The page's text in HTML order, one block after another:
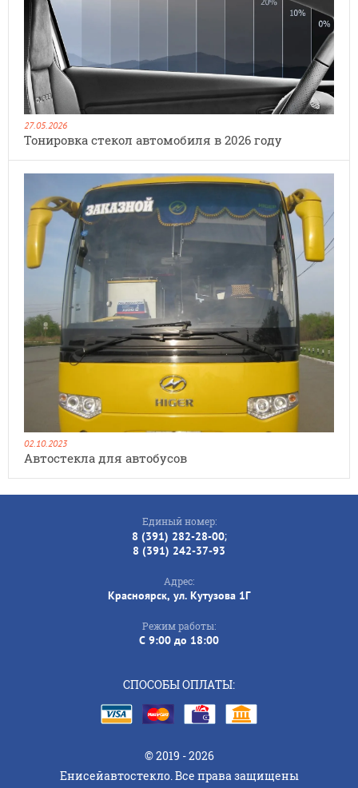
27.05.2026
Тонировка стекол автомобиля в 2026 году
02.10.2023
Автостекла для автобусов
Единый номер:
8 (391) 282-28-00;
8 (391) 242-37-93
Адрес:
Красноярск, ул. Кутузова 1Г
Режим работы:
C 9:00 до 18:00
СПОСОБЫ ОПЛАТЫ:
© 2019 - 2026
Енисейавтостекло. Все права защищены